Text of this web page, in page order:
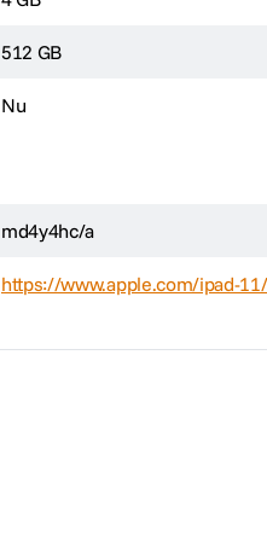
512 GB
Nu
md4y4hc/a
https://www.apple.com/ipad-11/